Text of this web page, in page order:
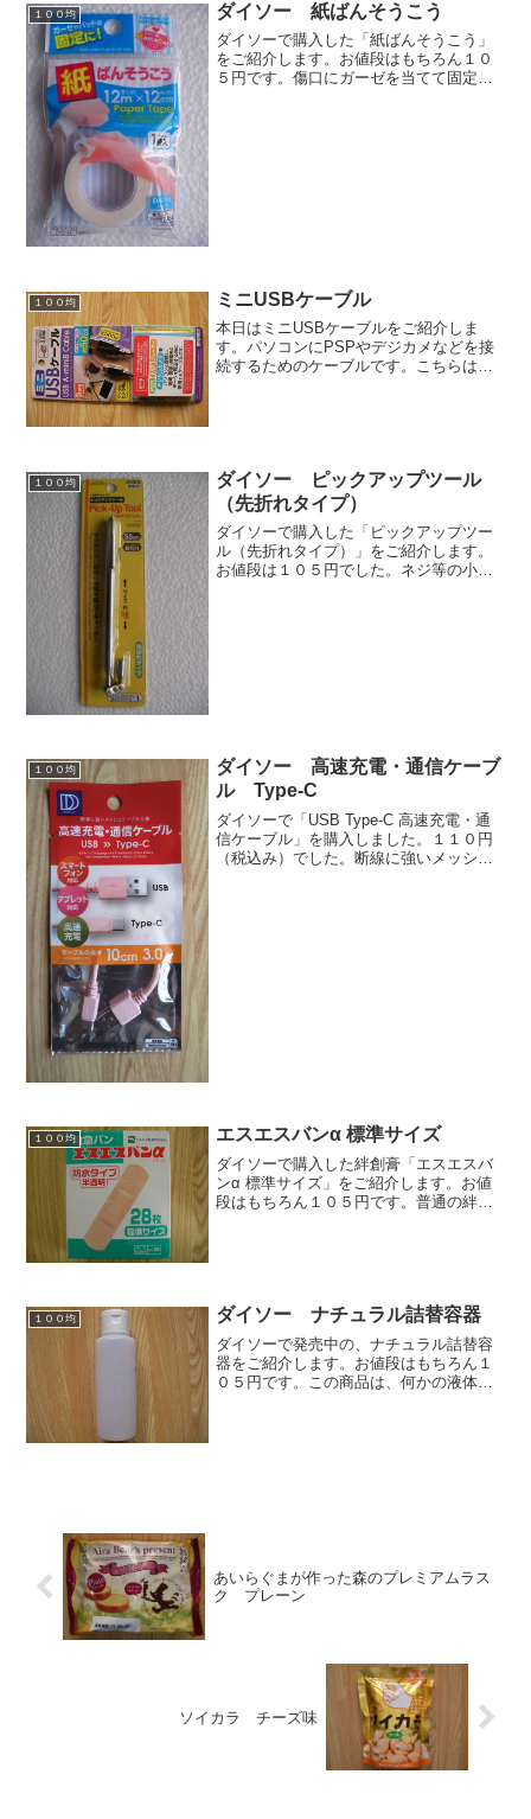
１００均 ダイソー 紙ばんそうこう
ダイソーで購入した「紙ばんそうこう」
をご紹介します。お値段はもちろん１０
５円です。傷口にガーゼを当てて固定す
１００均 ミニUSBケーブル
本日はミニUSBケーブルをご紹介しま
す。パソコンにPSPやデジカメなどを接
続するためのケーブルです。こちらはダ
１００均
ダイソー ピックアップツール
（先折れタイプ）
ダイソーで購入した「ピックアップツー
ル（先折れタイプ）」をご紹介します。
お値段は１０５円でした。ネジ等の小さ
１００均
ダイソー 高速充電・通信ケーブ
ル Type-C
ダイソーで「USB Type-C 高速充電・通
信ケーブル」を購入しました。１１０円
（税込み）でした。断線に強いメッシュ
１００均 エスエスバンα 標準サイズ
ダイソーで購入した絆創膏「エスエスバ
ンα 標準サイズ」をご紹介します。お値
段はもちろん１０５円です。普通の絆創
１００均 ダイソー ナチュラル詰替容器
ダイソーで発売中の、ナチュラル詰替容
器をご紹介します。お値段はもちろん１
０５円です。この商品は、何かの液体を
あいらぐまが作った森のプレミアムラス
ク プレーン
ソイカラ チーズ味